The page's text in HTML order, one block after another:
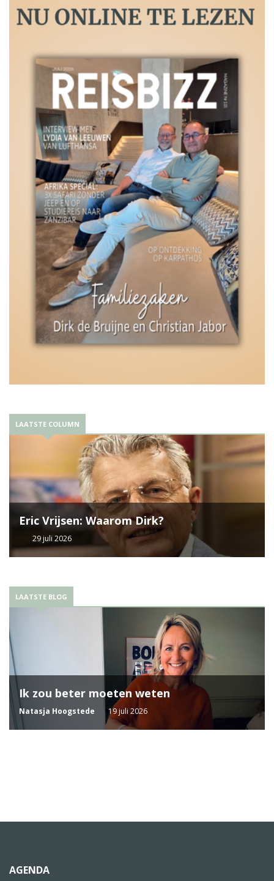
LAATSTE COLUMN
Eric Vrijsen: Waarom Dirk?
29 juli 2026
LAATSTE BLOG
Ik zou beter moeten weten
Natasja Hoogstede 19 juli 2026
AGENDA